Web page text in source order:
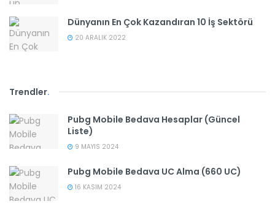
Dünyanın En Çok Kazandıran 10 İş Sektörü
20 ARALIK 2022
Trendler.
Pubg Mobile Bedava Hesaplar (Güncel
Liste)
9 MAYIS 2024
Pubg Mobile Bedava UC Alma (660 UC)
16 KASIM 2024